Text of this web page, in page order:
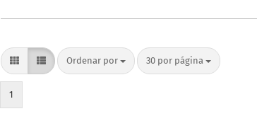
Ordenar por
Ordenar por 30 por página
por página
1